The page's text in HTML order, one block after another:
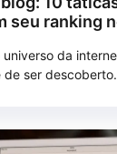
seu ranking
da
de ser